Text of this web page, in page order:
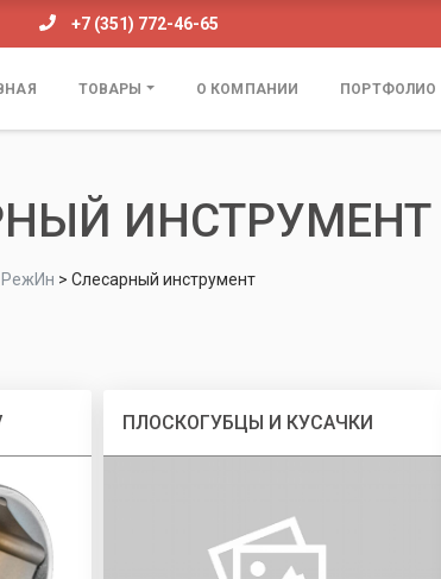
+7 (351) 772-46-65
ТОВАРЫ О КОМПАНИИ ПОРТФОЛИО
ИНСТРУМЕНТ
РежИн > Слесарный инструмент
ПЛОСКОГУБЦЫ И КУСАЧКИ